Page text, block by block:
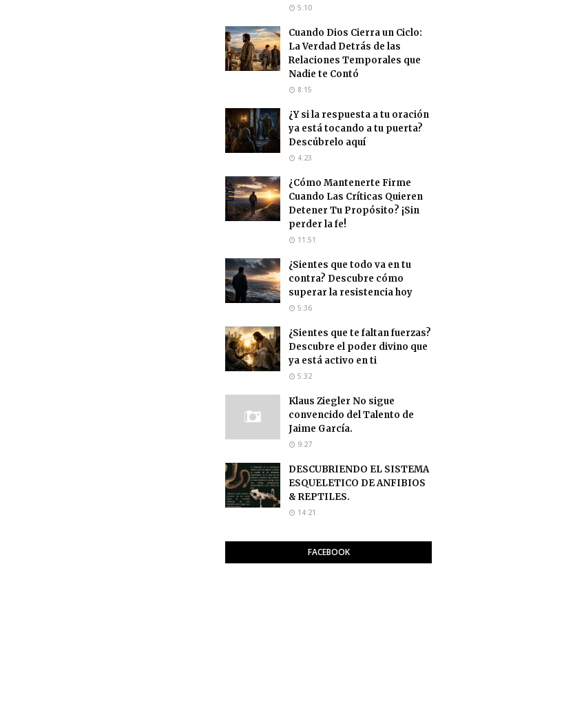
5:10
Cuando Dios Cierra un Ciclo:
La Verdad Detrás de las
Relaciones Temporales que
Nadie te Contó
8:15
¿Y si la respuesta a tu oración
ya está tocando a tu puerta?
Descúbrelo aquí
4:23
¿Cómo Mantenerte Firme
Cuando Las Críticas Quieren
Detener Tu Propósito? ¡Sin
perder la fe!
11:51
¿Sientes que todo va en tu
contra? Descubre cómo
superar la resistencia hoy
5:36
¿Sientes que te faltan fuerzas?
Descubre el poder divino que
ya está activo en ti
5:32
Klaus Ziegler No sigue
convencido del Talento de
Jaime García.
9:27
DESCUBRIENDO EL SISTEMA
ESQUELETICO DE ANFIBIOS
& REPTILES.
14:21
FACEBOOK